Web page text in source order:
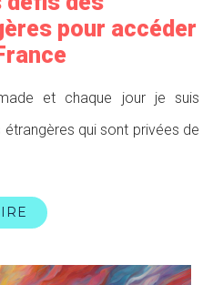
pour accéder
et chaque jour je suis
qui sont privées de